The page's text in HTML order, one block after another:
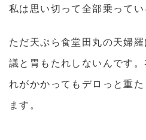
私は思い切って全部乗ってい
ただ天ぷら食堂田丸の天婦
議と胃もたれしないんです
れがかかってもデロっと重
ます。